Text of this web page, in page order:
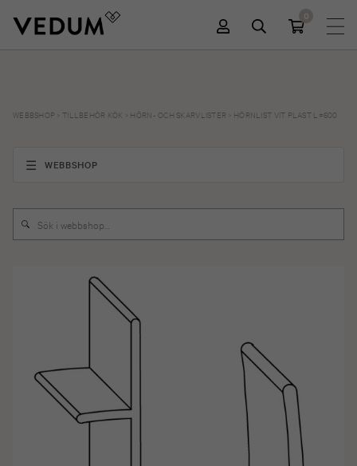
0
WEBBSHOP >TILLBEHÖR KÖK HÖRN- OCH SKARVLISTER HÖRNLIST VIT PLAST L=600
WEBBSHOP